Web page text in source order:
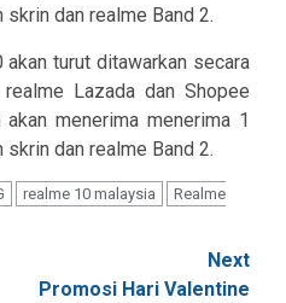
dan realme Band 2.
akan turut ditawarkan secara
Lazada dan Shopee
menerima menerima 1
dan realme Band 2.
realme 10 malaysia
Realme
Next
Promosi Hari Valentine